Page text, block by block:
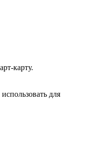
карту.
для